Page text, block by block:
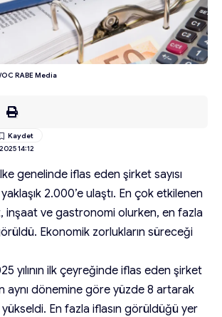
RABE Media
14:12
genelinde iflas eden şirket sayısı
2.000’e ulaştı. En çok etkilenen
ve gastronomi olurken, en fazla
Ekonomik zorlukların süreceği
yılının ilk çeyreğinde iflas eden şirket
aynı dönemine göre yüzde 8 artarak
yükseldi. En fazla iflasın görüldüğü yer